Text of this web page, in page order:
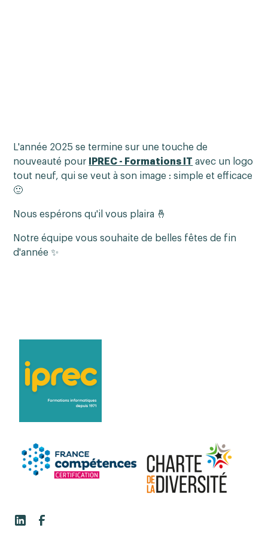
L'année 2025 se termine sur une touche de
nouveauté pour
IPREC - Formations IT avec un logo
tout neuf, qui se veut à son image : simple et efficace
🙂
Nous espérons qu'il vous plaira 🤞
Notre équipe vous souhaite de belles fêtes de fin
d'année ✨